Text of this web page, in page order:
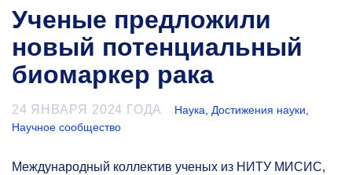
Ученые предложили
новый потенциальный
биомаркер рака
24 ЯНВАРЯ 2024 ГОДА Наука Достижения науки
Научное сообщество
Международный коллектив ученых из НИТУ МИСИС,